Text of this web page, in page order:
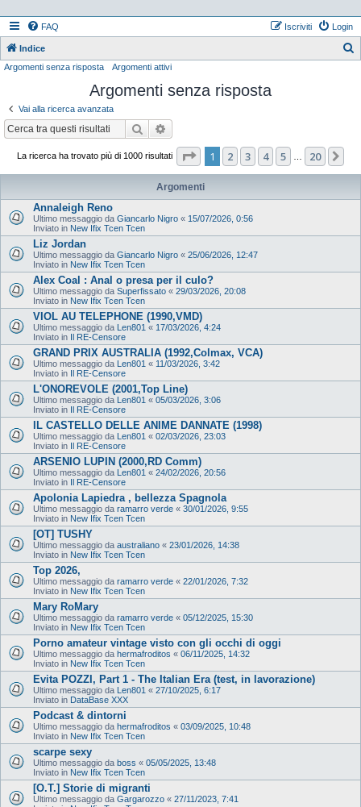
FAQ Login
Iscriviti
Indice
Argomenti senza risposta Argomenti attivi
Argomenti senza risposta
Vai alla ricerca avanzata
Cerca
La ricerca ha trovato più di 1000 risultati Pagina di 20
1 2 3 4 5 20
Argomenti
Annaleigh Reno
Ultimo messaggio da Giancarlo Nigro « 15/07/2026, 0:56
Inviato in New Ifix Tcen Tcen
Liz Jordan
Ultimo messaggio da Giancarlo Nigro « 25/06/2026, 12:47
Inviato in New Ifix Tcen Tcen
Alex Coal : Anal o presa per il culo?
Ultimo messaggio da Superfissato « 29/03/2026, 20:08
Inviato in New Ifix Tcen Tcen
VIOL AU TELEPHONE (1990,VMD)
Ultimo messaggio da Len801 « 17/03/2026, 4:24
Inviato in Il RE-Censore
GRAND PRIX AUSTRALIA (1992,Colmax, VCA)
Ultimo messaggio da Len801 « 11/03/2026, 3:42
Inviato in Il RE-Censore
L'ONOREVOLE (2001,Top Line)
Ultimo messaggio da Len801 « 05/03/2026, 3:06
Inviato in Il RE-Censore
IL CASTELLO DELLE ANIME DANNATE (1998)
Ultimo messaggio da Len801 « 02/03/2026, 23:03
Inviato in Il RE-Censore
ARSENIO LUPIN (2000,RD Comm)
Ultimo messaggio da Len801 « 24/02/2026, 20:56
Inviato in Il RE-Censore
Apolonia Lapiedra , bellezza Spagnola
Ultimo messaggio da ramarro verde « 30/01/2026, 9:55
Inviato in New Ifix Tcen Tcen
[OT] TUSHY
Ultimo messaggio da australiano « 23/01/2026, 14:38
Inviato in New Ifix Tcen Tcen
Top 2026,
Ultimo messaggio da ramarro verde « 22/01/2026, 7:32
Inviato in New Ifix Tcen Tcen
Mary RoMary
Ultimo messaggio da ramarro verde « 05/12/2025, 15:30
Inviato in New Ifix Tcen Tcen
Porno amateur vintage visto con gli occhi di oggi
Ultimo messaggio da hermafroditos « 06/11/2025, 14:32
Inviato in New Ifix Tcen Tcen
Evita POZZI, Part 1 - The Italian Era (test, in lavorazione)
Ultimo messaggio da Len801 « 27/10/2025, 6:17
Inviato in DataBase XXX
Podcast & dintorni
Ultimo messaggio da hermafroditos « 03/09/2025, 10:48
Inviato in New Ifix Tcen Tcen
scarpe sexy
Ultimo messaggio da boss « 05/05/2025, 13:48
Inviato in New Ifix Tcen Tcen
[O.T.] Storie di migranti
Ultimo messaggio da Gargarozzo « 27/11/2023, 7:41